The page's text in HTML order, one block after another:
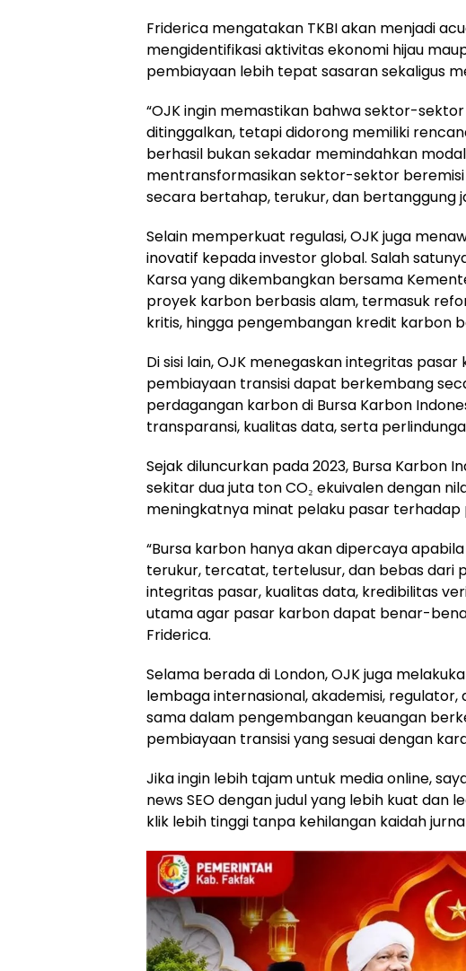
Friderica mengatakan TKBI akan menjadi
mengidentifikasi aktivitas ekonomi hijau
pembiayaan lebih tepat sasaran sekaligus
“OJK ingin memastikan bahwa sektor-
ditinggalkan, tetapi didorong memiliki
berhasil bukan sekadar memindahkan
mentransformasikan sektor-sektor
secara bertahap, terukur, dan bertanggung
Selain memperkuat regulasi, OJK juga
inovatif kepada investor global. Salah
Karsa yang dikembangkan bersama
proyek karbon berbasis alam, termasuk
kritis, hingga pengembangan kredit karbon
Di sisi lain, OJK menegaskan integritas
pembiayaan transisi dapat berkembang
perdagangan karbon di Bursa Karbon
transparansi, kualitas data, serta
Sejak diluncurkan pada 2023, Bursa Karbon
sekitar dua juta ton CO₂ ekuivalen dengan
meningkatnya minat pelaku pasar terhadap
“Bursa karbon hanya akan dipercaya
terukur, tercatat, tertelusur, dan bebas dari
integritas pasar, kualitas data, kredibilitas
utama agar pasar karbon dapat benar-
Friderica.
Selama berada di London, OJK juga
lembaga internasional, akademisi,
sama dalam pengembangan keuangan
pembiayaan transisi yang sesuai dengan
Jika ingin lebih tajam untuk media online,
news SEO dengan judul yang lebih kuat dan
klik lebih tinggi tanpa kehilangan kaidah